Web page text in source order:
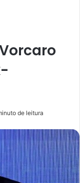
de leitura